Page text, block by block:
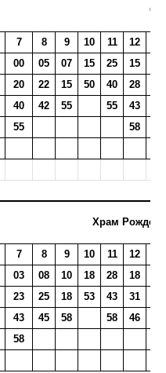
7 8 9 10 11 12
00 05 07 15 25 15
20 22 15 50 40 28
40
42 55 55 43
55
58
Храм
7 8 9 10 11 12
03 08 10 18 28 18
23 25 18 53 43 31
43
45 58 58 46
58